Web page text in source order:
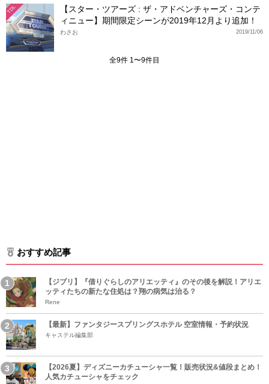
TDL
【スター・ツアーズ : ザ・アドベンチャーズ・コンテ
ィニュー】期間限定シーンが2019年12月より追加！
2019/11/06
わさお
全9件 1〜9件目
おすすめ記事
【ジブリ】『借りぐらしのアリエッティ』のその後を解説！アリエ
ッティたちの新たな住処は？翔の病気は治る？
Rene
【最新】ファンタジースプリングスホテル 空室情報・予約状況
キャステル編集部
【2026夏】ディズニーカチューシャ一覧！販売状況&値段まとめ！
人気カチューシャをチェック